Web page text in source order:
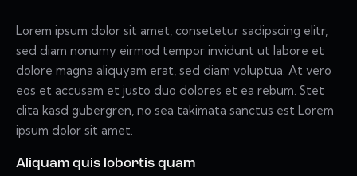
Lorem ipsum dolor sit amet, consetetur sadipscing elitr,
sed diam nonumy eirmod tempor invidunt ut labore et
dolore magna aliquyam erat, sed diam voluptua. At vero
eos et accusam et justo duo dolores et ea rebum. Stet
clita kasd gubergren, no sea takimata sanctus est Lorem
ipsum dolor sit amet.
Aliquam quis lobortis quam